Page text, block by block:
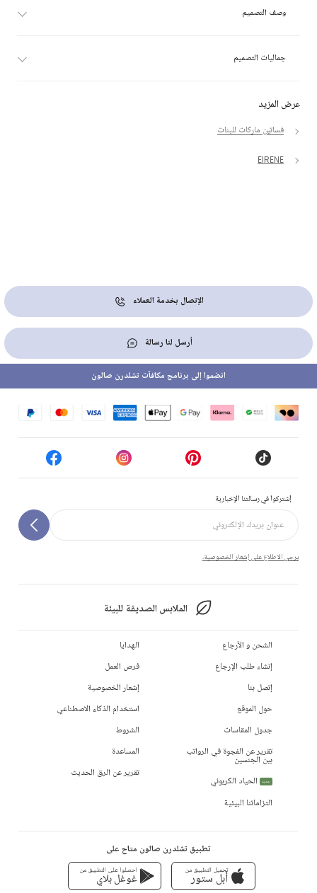
عرض المزيد
فساتين ماركات للبنات
EIRENE
وصف التصميم
جماليات التصميم
الإتصال بخدمة العملاء
أرسل لنا رسالة
إشتركوا في رسالتنا الإخبارية
يرجى الاطلاع على إشعار الخصوصية.
الملابس الصديقة للبيئة
انضموا إلى برنامج مكافآت تشلدرن صالون
الشحن و الأرجاع
إنشاء طلب الإرجاع
إتصل بنا
حول الموقع
جدول المقاسات
تقرير عن الفجوة في الرواتب
بين الجنسين
جديد
الحياد الكربوني
التزاماتنا البيئية
الهدايا
فرص العمل
إشعار الخصوصية
استخدام الذكاء الاصطناعي
الشروط
المساعدة
تقرير عن الرق الحديث
تطبيق تشلدرن صالون متاح على
تحميل التطبيق من
أبل ستور
احصلوا على التطبيق من
غوغل بلاي